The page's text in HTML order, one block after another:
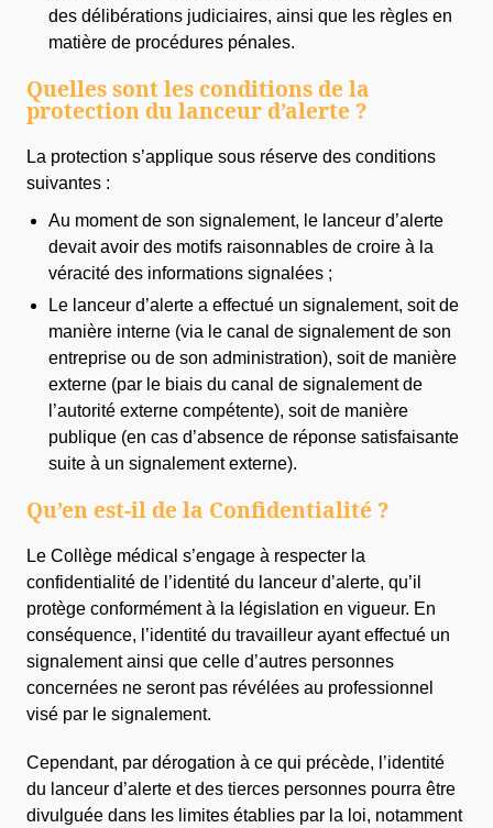
des délibérations judiciaires, ainsi que les règles en
matière de procédures pénales.
Quelles sont les conditions de la
protection du lanceur d’alerte ?
La protection s’applique sous réserve des conditions
suivantes :
Au moment de son signalement, le lanceur d’alerte
devait avoir des motifs raisonnables de croire à la
véracité des informations signalées ;
Le lanceur d’alerte a effectué un signalement, soit de
manière interne (via le canal de signalement de son
entreprise ou de son administration), soit de manière
externe (par le biais du canal de signalement de
l’autorité externe compétente), soit de manière
publique (en cas d’absence de réponse satisfaisante
suite à un signalement externe).
Qu’en est-il de la Confidentialité ?
Le Collège médical s’engage à respecter la
confidentialité de l’identité du lanceur d’alerte, qu’il
protège conformément à la législation en vigueur. En
conséquence, l’identité du travailleur ayant effectué un
signalement ainsi que celle d’autres personnes
concernées ne seront pas révélées au professionnel
visé par le signalement.
Cependant, par dérogation à ce qui précède, l’identité
du lanceur d’alerte et des tierces personnes pourra être
divulguée dans les limites établies par la loi, notamment